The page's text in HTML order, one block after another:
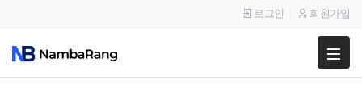
팔고
로그인 회원가입